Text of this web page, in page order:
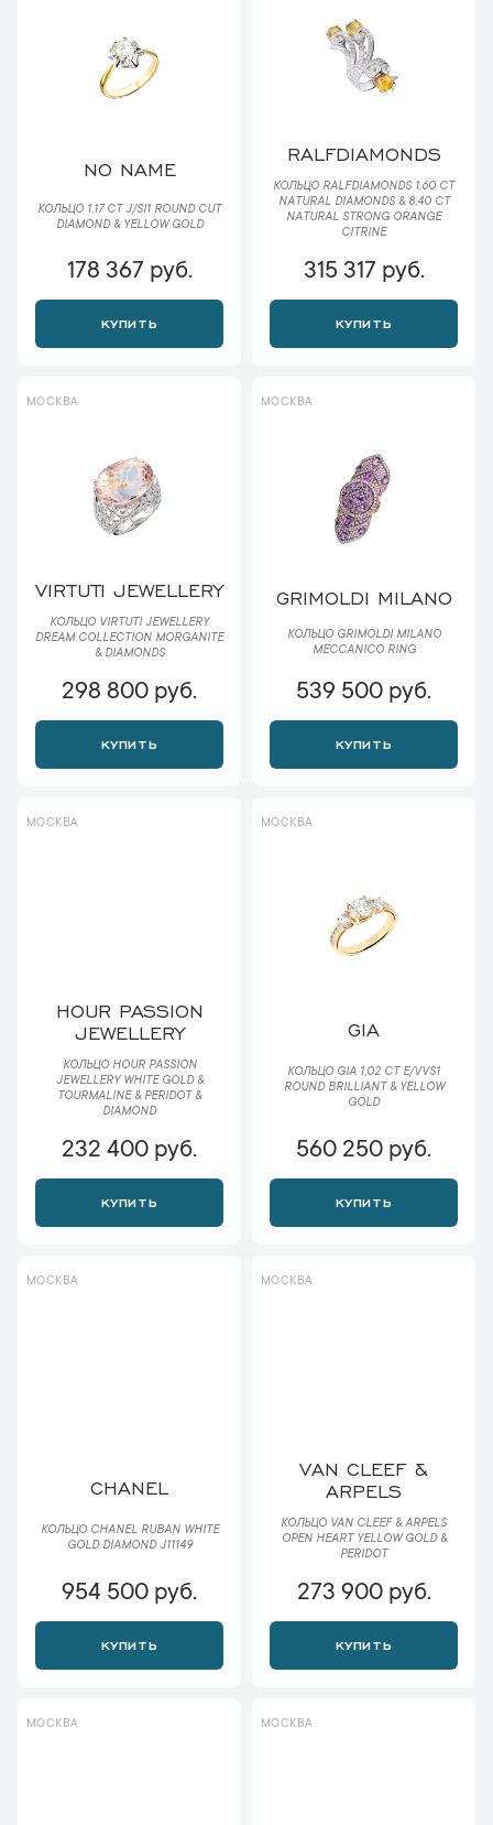
NO NAME
КОЛЬЦО 1,17 CT J/SI1 ROUND CUT
DIAMOND & YELLOW GOLD
178 367 руб.
КУПИТЬ
RALFDIAMONDS
КОЛЬЦО RALFDIAMONDS 1,60 CT
NATURAL DIAMONDS & 8,40 CT
NATURAL STRONG ORANGE
CITRINE
315 317 руб.
КУПИТЬ
МОСКВА
VIRTUTI JEWELLERY
КОЛЬЦО VIRTUTI JEWELLERY
DREAM COLLECTION MORGANITE
& DIAMONDS
298 800 руб.
КУПИТЬ
МОСКВА
GRIMOLDI MILANO
КОЛЬЦО GRIMOLDI MILANO
MECCANICO RING
539 500 руб.
КУПИТЬ
МОСКВА
HOUR PASSION
JEWELLERY
КОЛЬЦО HOUR PASSION
JEWELLERY WHITE GOLD &
TOURMALINE & PERIDOT &
DIAMOND
232 400 руб.
КУПИТЬ
МОСКВА
GIA
КОЛЬЦО GIA 1,02 CT E/VVS1
ROUND BRILLIANT & YELLOW
GOLD
560 250 руб.
КУПИТЬ
МОСКВА
CHANEL
КОЛЬЦО CHANEL RUBAN WHITE
GOLD DIAMOND J11149
954 500 руб.
КУПИТЬ
МОСКВА
VAN CLEEF &
ARPELS
КОЛЬЦО VAN CLEEF & ARPELS
OPEN HEART YELLOW GOLD &
PERIDOT
273 900 руб.
КУПИТЬ
МОСКВА МОСКВА